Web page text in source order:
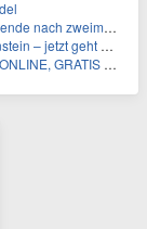
Schwächephase an
es in die finale Phase!
19.08.2026 um 19:00 Uhr